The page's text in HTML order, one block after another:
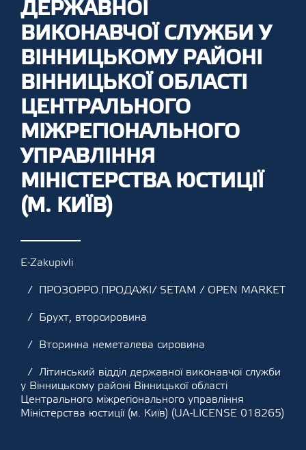
ДЕРЖАВНОЇ
ВИКОНАВЧОЇ СЛУЖБИ У
ВІННИЦЬКОМУ РАЙОНІ
ВІННИЦЬКОЇ ОБЛАСТІ
ЦЕНТРАЛЬНОГО
МІЖРЕГІОНАЛЬНОГО
УПРАВЛІННЯ
МІНІСТЕРСТВА ЮСТИЦІЇ
(М. КИЇВ)
E-Zakupivli
ПРОЗОРРО.ПРОДАЖІ/ SETAM / OPEN MARKET
Брухт, вторсировина
Вторинна неметалева сировина
Літинський відділ державної виконавчої служби
у Вінницькому районі Вінницької області
Центрального міжрегіонального управління
Міністерства юстиції (м. Київ) (UA-LICENSE 018265)